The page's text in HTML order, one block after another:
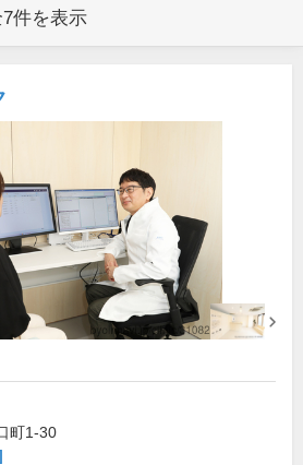
7件を表示
町1-30